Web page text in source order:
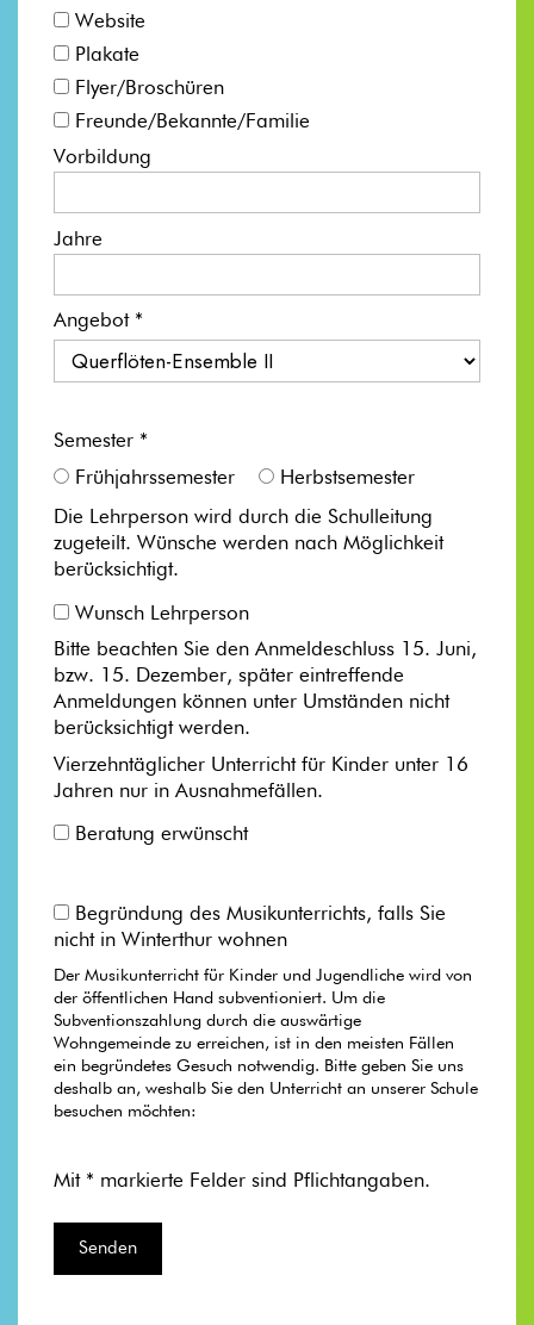
Website
Plakate
Flyer/Broschüren
Freunde/Bekannte/Familie
Vorbildung
Jahre
Angebot *
Semester *
Frühjahrssemester
Herbstsemester
Die Lehrperson wird durch die Schulleitung
zugeteilt. Wünsche werden nach Möglichkeit
berücksichtigt.
Wunsch Lehrperson
Bitte beachten Sie den Anmeldeschluss 15. Juni,
bzw. 15. Dezember, später eintreffende
Anmeldungen können unter Umständen nicht
berücksichtigt werden.
Vierzehntäglicher Unterricht für Kinder unter 16
Jahren nur in Ausnahmefällen.
Beratung erwünscht
Begründung des Musikunterrichts, falls Sie
nicht in Winterthur wohnen
Der Musikunterricht für Kinder und Jugendliche wird von
der öffentlichen Hand subventioniert. Um die
Subventionszahlung durch die auswärtige
Wohngemeinde zu erreichen, ist in den meisten Fällen
ein begründetes Gesuch notwendig. Bitte geben Sie uns
deshalb an, weshalb Sie den Unterricht an unserer Schule
besuchen möchten:
Mit * markierte Felder sind Pflichtangaben.